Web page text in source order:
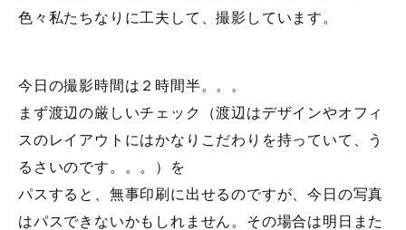
色々私たちなりに工夫して、撮影しています。
今日の撮影時間は２時間半。。。
まず渡辺の厳しいチェック（渡辺はデザインやオフィ
スのレイアウトにはかなりこだわりを持っていて、う
るさいのです。。。）を
パスすると、無事印刷に出せるのですが、今日の写真
はパスできないかもしれません。その場合は明日また